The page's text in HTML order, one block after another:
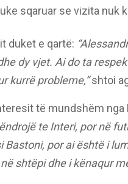
sqaruar se vizita nuk
duket e qartë:
dy vjet. Ai do ta
kurrë probleme,”shtoi
të mundshëm
te Interi, por në
Bastoni, por ai është i
shtëpi dhe i kënaqur